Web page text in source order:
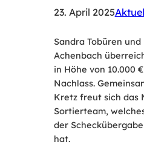
23. April 2025
Sandra Tobüren und
Achenbach
in Höhe von 10.000
Nachlass.
Kretz freut sich das
Sortierteam,
der
hat.